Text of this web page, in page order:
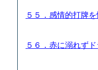
５５．感情的打牌
５６．赤に溺れず